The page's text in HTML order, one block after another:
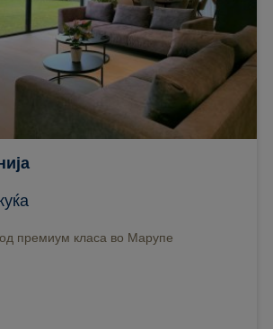
од премиум класа во Марупе